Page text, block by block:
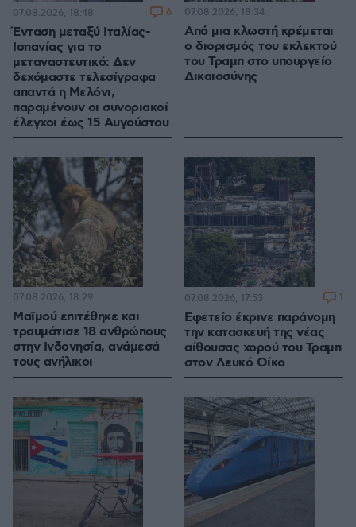
Ένταση μεταξύ Ιταλίας-
Ισπανίας για το
μεταναστευτικό: Δεν
δεχόμαστε τελεσίγραφα
απαντά η Μελόνι,
παραμένουν οι συνοριακοί
έλεγχοι έως 15 Αυγούστου
07.08.2026, 18:48 6
Από μια κλωστή κρέμεται
ο διορισμός του εκλεκτού
του Τραμπ στο υπουργείο
Δικαιοσύνης
07.08.2026, 18:34
Μαϊμού επιτέθηκε και
τραυμάτισε 18 ανθρώπους
στην Ινδονησία, ανάμεσά
τους ανήλικοι
07.08.2026, 18:29
Εφετείο έκρινε παράνομη
την κατασκευή της νέας
αίθουσας χορού του Τραμπ
στον Λευκό Οίκο
07.08.2026, 17:53 1